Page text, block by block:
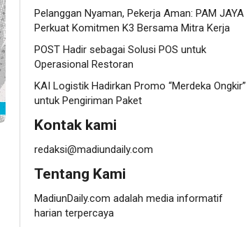
Pelanggan Nyaman, Pekerja Aman: PAM JAYA
Perkuat Komitmen K3 Bersama Mitra Kerja
POST Hadir sebagai Solusi POS untuk
Operasional Restoran
KAI Logistik Hadirkan Promo “Merdeka Ongkir”
untuk Pengiriman Paket
Kontak kami
redaksi@madiundaily.com
Tentang Kami
MadiunDaily.com adalah media informatif
harian terpercaya